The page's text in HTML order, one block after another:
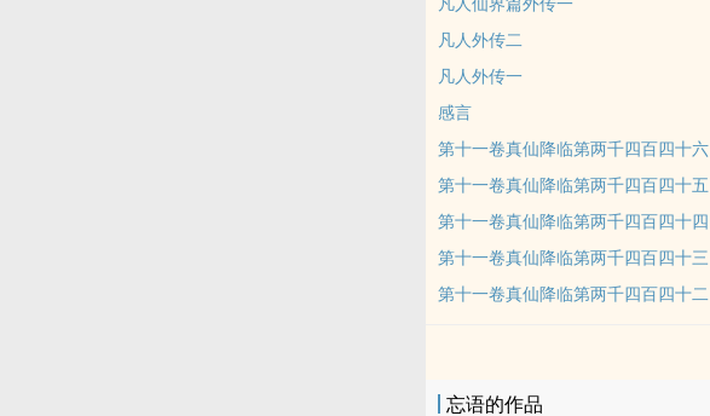
凡人外传二
凡人外传一
感言
第十一卷真仙降临第两千四百四十六
第十一卷真仙降临第两千四百四十五
第十一卷真仙降临第两千四百四十四
第十一卷真仙降临第两千四百四十三
第十一卷真仙降临第两千四百四十二
忘语的作品